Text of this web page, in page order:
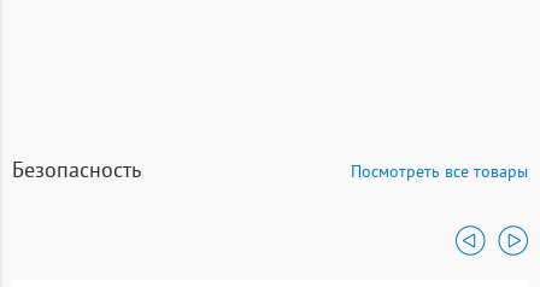
Безопасность Посмотреть все товары